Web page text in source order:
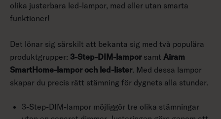
olika justerbara led-lampor, med eller utan smarta
funktioner!
Det lönar sig särskilt att bekanta sig med två populära
produktgrupper: 3-Step-DIM-lamporsamt Airam
SmartHome-lampor och led-lister. Med dessa lampor
skapar du precis rätt stämning för dygnets alla stunder.
3-Step-DIM-lampor möjliggör tre olika stämningar